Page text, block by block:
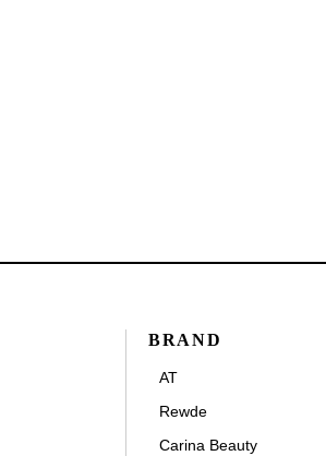
BRAND
AT
Rewde
Carina Beauty